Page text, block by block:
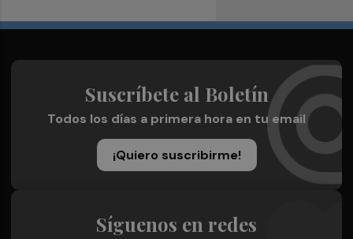
Suscríbete al Boletín
Todos los días a primera hora en tu email
¡Quiero suscribirme!
Síguenos en redes